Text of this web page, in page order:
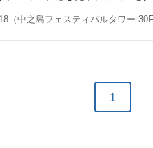
IT運営に関わって頂きます。
ントをお任せします。 必要な
）をお持ちの方 ■Oracleなど
【日立グループ企業の一員
リューションサービスを提供し
（中之島フェスティバルタワー 30F
1